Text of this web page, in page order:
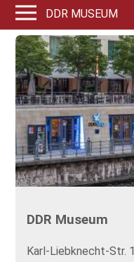
DDR MUSEUM
DDR Museum
Karl-Liebknecht-Str. 1